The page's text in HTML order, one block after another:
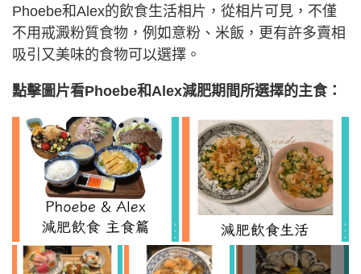
Phoebe和Alex的飲食生活相片，從相片可見，不僅
不用戒澱粉質食物，例如意粉、米飯，更有許多賣相
吸引又美味的食物可以選擇。
點擊圖片看Phoebe和Alex減肥期間所選擇的主食：